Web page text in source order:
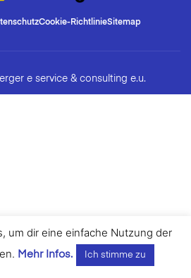
Cookie-RichtlinieSitemap
e service & consulting e.u.
um dir eine einfache Nutzung der
Mehr Infos. Ich stimme zu